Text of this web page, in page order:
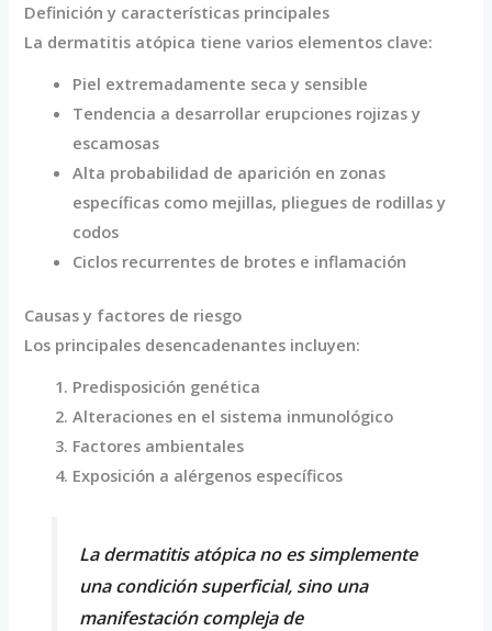
Definición y características principales
La dermatitis atópica tiene varios elementos clave:
Piel extremadamente seca y sensible
Tendencia a desarrollar erupciones rojizas y
escamosas
Alta probabilidad de aparición en zonas
específicas como mejillas, pliegues de rodillas y
codos
Ciclos recurrentes de brotes e inflamación
Causas y factores de riesgo
Los principales desencadenantes incluyen:
Predisposición genética
Alteraciones en el sistema inmunológico
Factores ambientales
Exposición a alérgenos específicos
La dermatitis atópica no es simplemente
una condición superficial, sino una
manifestación compleja de